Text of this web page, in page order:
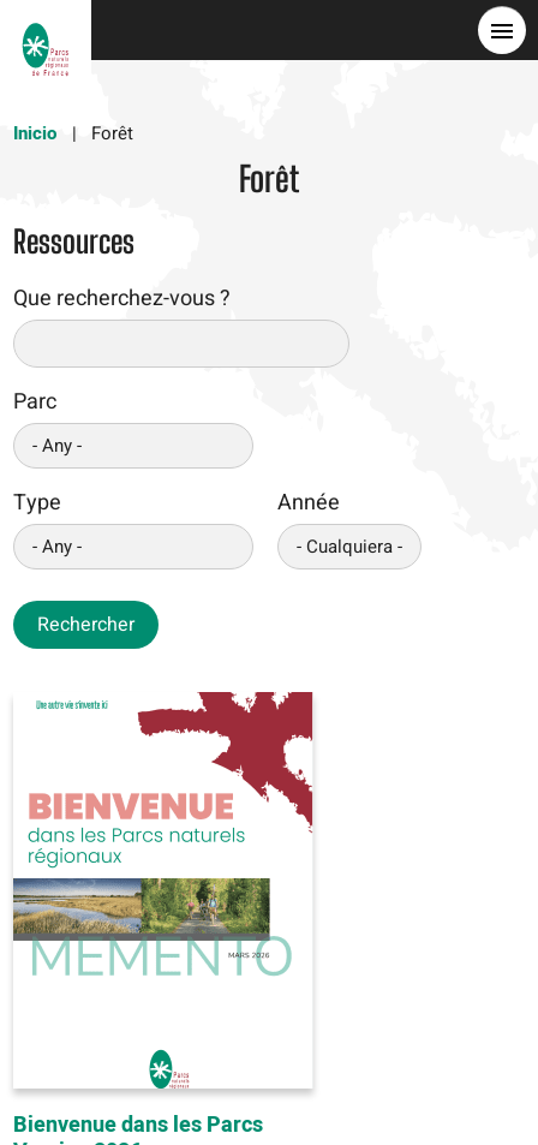
Inicio
Forêt
Forêt
Ressources
Que recherchez-vous ?
Parc
Type Année
Rechercher
Bienvenue dans les Parcs